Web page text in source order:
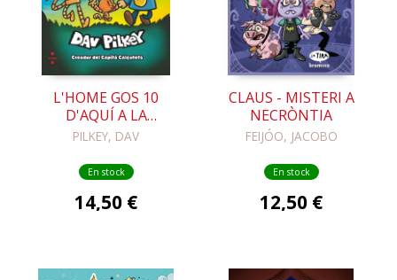
L'HOME GOS 10
D'AQUÍ A LA
MATERNITAT
PILKEY, DAV
En stock
14,50 €
CLAUS - MISTERI A
NECRÒNTIA
FEIJÓO, JACOBO
En stock
12,50 €